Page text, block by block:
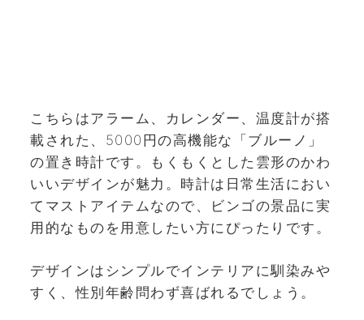
こちらはアラーム、カレンダー、温度計が搭
載された、5000円の高機能な「ブルーノ」
の置き時計です。もくもくとした雲形のかわ
いいデザインが魅力。時計は日常生活におい
てマストアイテムなので、ビンゴの景品に実
用的なものを用意したい方にぴったりです。
デザインはシンプルでインテリアに馴染みや
すく、性別年齢問わず喜ばれるでしょう。